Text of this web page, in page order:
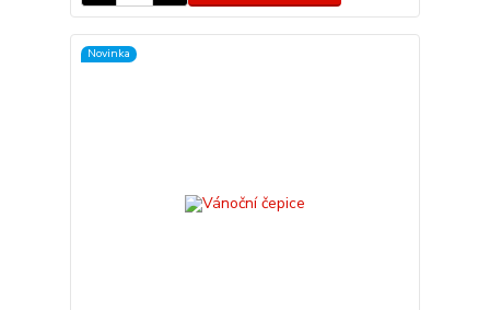
Novinka